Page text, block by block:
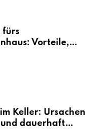
fürs
Vorteile,
Keller: Ursachen
dauerhaft